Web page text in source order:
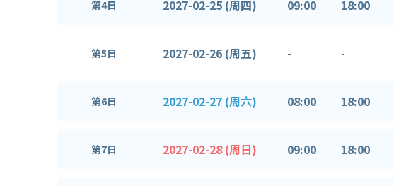
第4日 2027-02-25 (周四) 09:00 18:00
第5日 2027-02-26 (周五) - -
第6日 2027-02-27 (周六) 08:00 18:00
第7日 2027-02-28 (周日) 09:00 18:00